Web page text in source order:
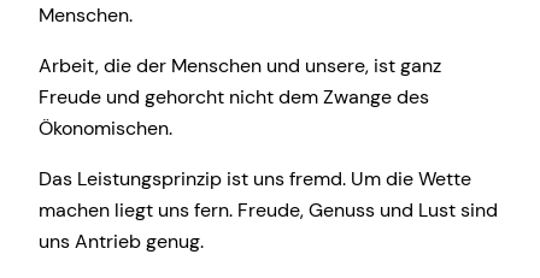
Menschen.
Arbeit, die der Menschen und unsere, ist ganz
Freude und gehorcht nicht dem Zwange des
Ökonomischen.
Das Leistungsprinzip ist uns fremd. Um die Wette
machen liegt uns fern. Freude, Genuss und Lust sind
uns Antrieb genug.